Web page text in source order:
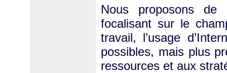
Nous proposons de
focalisant sur le
travail, l’usage
possibles, mais plus
ressources et aux